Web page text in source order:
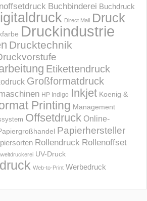
Buchbinderei Buchdruck
Direct Mail Druck
Druckindustrie
Drucktechnik
Etikettendruck
Großformatdruck
HP Indigo Inkjet Koenig &
Printing Management
Offsetdruck Online-
Papierhersteller
Rollendruck Rollenoffset
UV-Druck
Web-to-Print Werbedruck